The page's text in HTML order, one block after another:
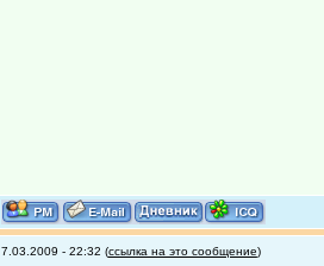
7.03.2009 - 22:32 (ссылка на это сообщение)